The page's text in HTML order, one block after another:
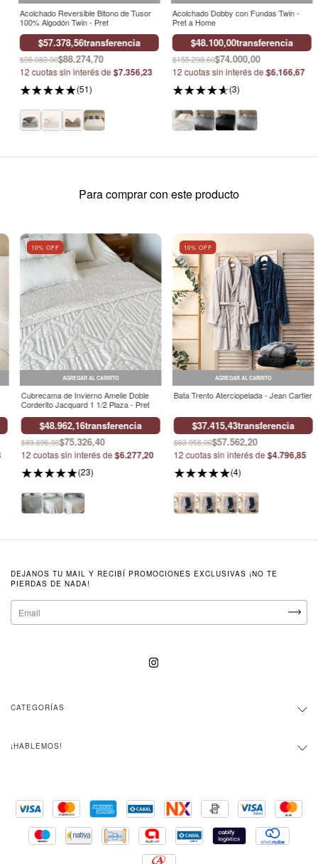
Acolchado Reversible Bitono de Tusor
100% Algodón Twin - Pret
$57.378,56transferencia
$98.083,00$88.274,70
12 cuotas sin interés de$7.356,23
(51)
Acolchado Dobby con Fundas Twin -
Pret a Home
$48.100,00transferencia
$155.298,60$74.000,00
12 cuotas sin interés de$6.166,67
(3)
Para comprar con este producto
10% OFF
AGREGAR AL CARRITO
Cubrecama de Invierno Amelie Doble
Corderito Jacquard 1 1/2 Plaza - Pret
$48.962,16transferencia
$83.696,00$75.326,40
12 cuotas sin interés de$6.277,20
(23)
10% OFF
AGREGAR AL CARRITO
Bata Trento Aterciopelada - Jean Cartier
$37.415,43transferencia
$63.958,00$57.562,20
12 cuotas sin interés de$4.796,85
(4)
DEJANOS TU MAIL Y RECIBÍ PROMOCIONES EXCLUSIVAS ¡NO TE
PIERDAS DE NADA!
CATEGORÍAS
¡HABLEMOS!